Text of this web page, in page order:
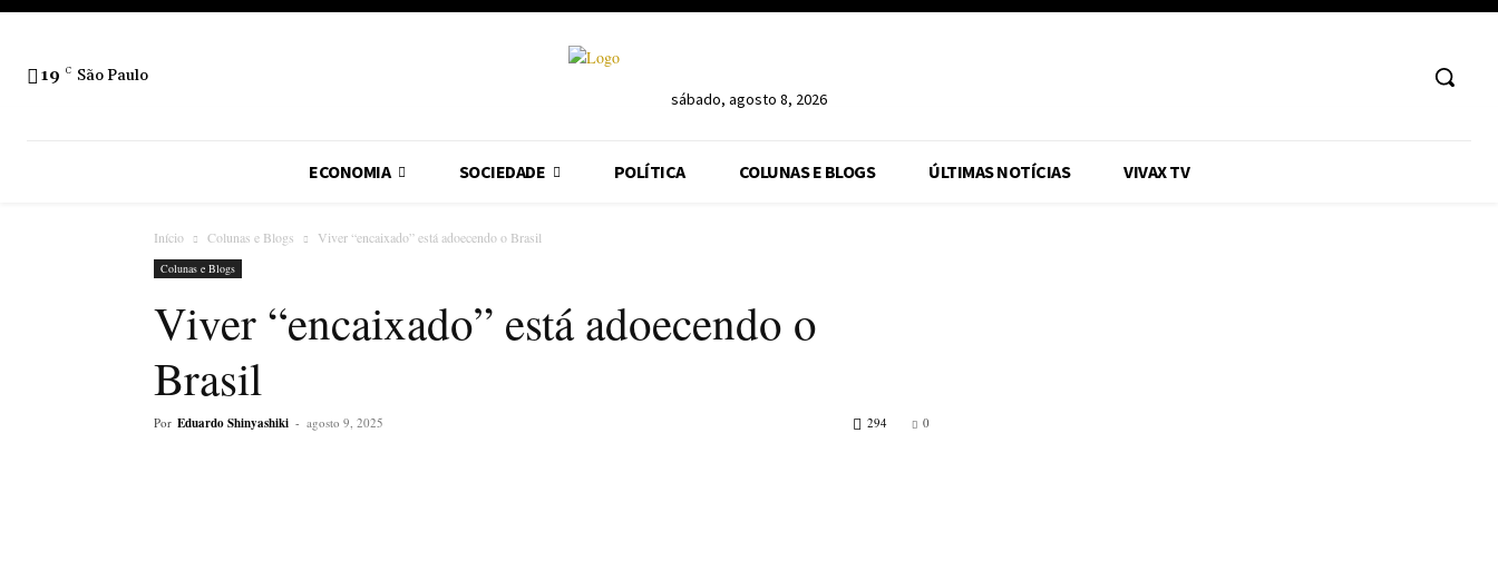
19 C São Paulo
sábado, agosto 8, 2026
ECONOMIA SOCIEDADE POLÍTICA COLUNAS E BLOGS ÚLTIMAS NOTÍCIAS VIVAX TV
Início Colunas e Blogs Viver “encaixado” está adoecendo o Brasil
Colunas e Blogs
Viver “encaixado” está adoecendo o
Brasil
Por Eduardo Shinyashiki - agosto 9, 2025 0
294